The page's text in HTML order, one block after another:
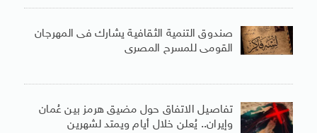
صندوق التنمية الثقافية يشارك فى المهرجان
القومى للمسرح المصرى
تفاصيل الاتفاق حول مضيق هرمز بين عُمان
وإيران.. يُعلن خلال أيام ويمتد لشهرين